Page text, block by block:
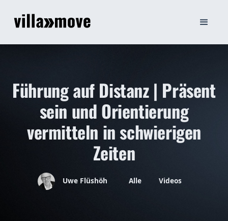
Führung auf Distanz | Präsent
sein und Orientierung
vermitteln in schwierigen
Zeiten
Uwe Flüshöh Alle Videos